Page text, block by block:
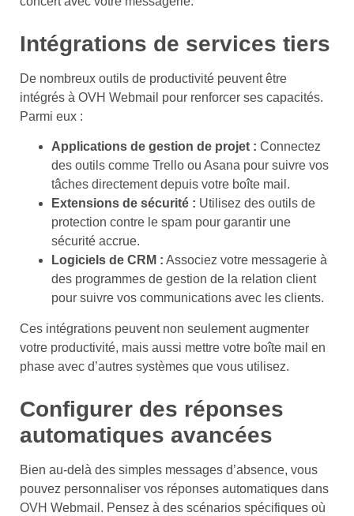
Intégrations de services tiers
De nombreux outils de productivité peuvent être
intégrés à OVH Webmail pour renforcer ses capacités.
Parmi eux :
Applications de gestion de projet : Connectez
des outils comme Trello ou Asana pour suivre vos
tâches directement depuis votre boîte mail.
Extensions de sécurité : Utilisez des outils de
protection contre le spam pour garantir une
sécurité accrue.
Logiciels de CRM : Associez votre messagerie à
des programmes de gestion de la relation client
pour suivre vos communications avec les clients.
Ces intégrations peuvent non seulement augmenter
votre productivité, mais aussi mettre votre boîte mail en
phase avec d’autres systèmes que vous utilisez.
Configurer des réponses
automatiques avancées
Bien au-delà des simples messages d’absence, vous
pouvez personnaliser vos réponses automatiques dans
OVH Webmail. Pensez à des scénarios spécifiques où